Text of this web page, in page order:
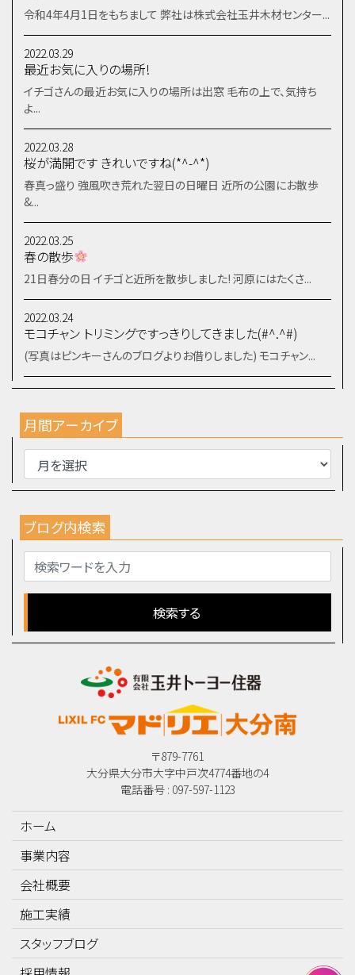
令和4年4月1日をもちまして 弊社は株式会社玉井木材センター...
2022.03.29
最近お気に入りの場所!
イチゴさんの最近お気に入りの場所は出窓 毛布の上で、気持ち
よ...
2022.03.28
桜が満開です きれいですね(*^-^*)
春真っ盛り 強風吹き荒れた翌日の日曜日 近所の公園にお散歩
&...
2022.03.25
春の散歩
21日春分の日 イチゴと近所を散歩しました! 河原にはたくさ...
2022.03.24
モコチャン トリミングですっきりしてきました(#^.^#)
(写真はピンキーさんのブログよりお借りしました) モコチャン...
月間アーカイブ
ブログ内検索
〒879-7761
大分県大分市大字中戸次4774番地の4
電話番号 : 097-597-1123
ホーム
事業内容
会社概要
施工実績
スタッフブログ